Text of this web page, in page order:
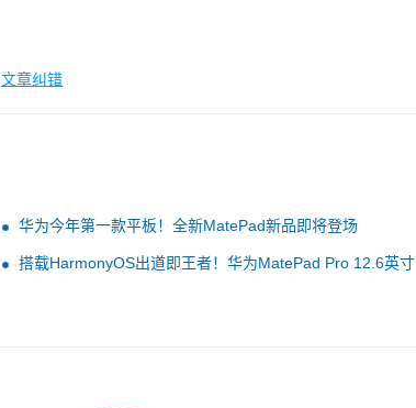
文章纠错
华为今年第一款平板！全新MatePad新品即将登场
搭载HarmonyOS出道即王者！华为MatePad Pro 12.6英寸